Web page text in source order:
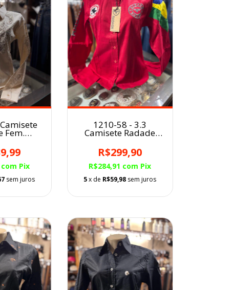
Fem.
com Pix
sem juros
1210-58 - 3.3
Camisete Radade
R$299,90
R$284,91 com Pix
5x de R$59,98 sem juros